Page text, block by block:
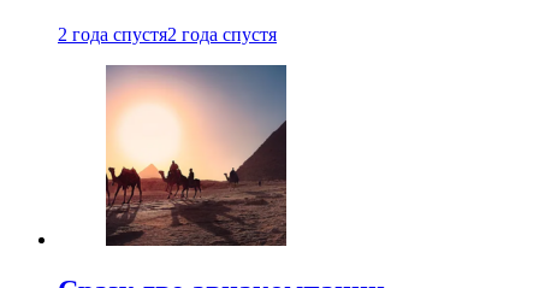
2 года спустя2 года спустя